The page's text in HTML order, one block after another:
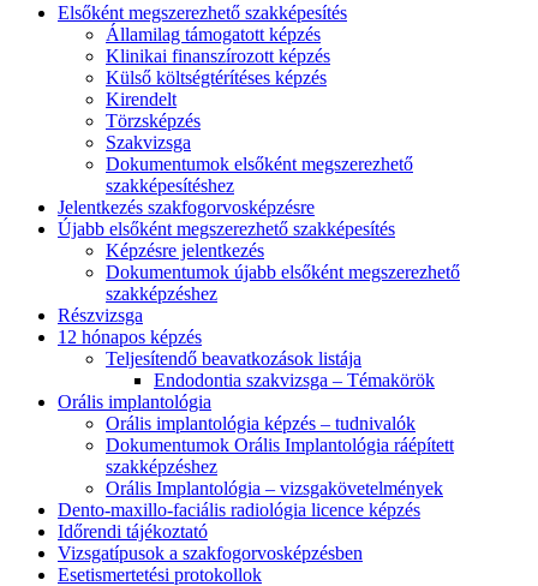
Elsőként megszerezhető szakképesítés
Államilag támogatott képzés
Klinikai finanszírozott képzés
Külső költségtérítéses képzés
Kirendelt
Törzsképzés
Szakvizsga
Dokumentumok elsőként megszerezhető
szakképesítéshez
Jelentkezés szakfogorvosképzésre
Újabb elsőként megszerezhető szakképesítés
Képzésre jelentkezés
Dokumentumok újabb elsőként megszerezhető
szakképzéshez
Részvizsga
12 hónapos képzés
Teljesítendő beavatkozások listája
Endodontia szakvizsga – Témakörök
Orális implantológia
Orális implantológia képzés – tudnivalók
Dokumentumok Orális Implantológia ráépített
szakképzéshez
Orális Implantológia – vizsgakövetelmények
Dento-maxillo-faciális radiológia licence képzés
Időrendi tájékoztató
Vizsgatípusok a szakfogorvosképzésben
Esetismertetési protokollok